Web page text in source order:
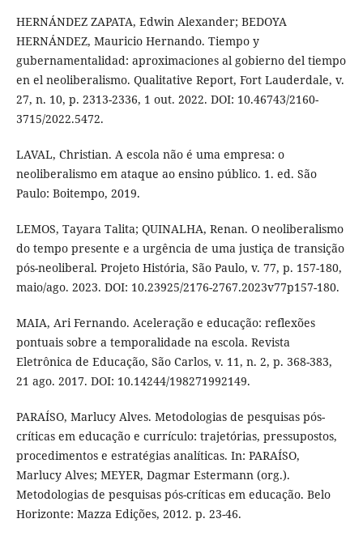
HERNÁNDEZ ZAPATA, Edwin Alexander; BEDOYA
HERNÁNDEZ, Mauricio Hernando. Tiempo y
gubernamentalidad: aproximaciones al gobierno del tiempo
en el neoliberalismo. Qualitative Report, Fort Lauderdale, v.
27, n. 10, p. 2313-2336, 1 out. 2022. DOI: 10.46743/2160-
3715/2022.5472.
LAVAL, Christian. A escola não é uma empresa: o
neoliberalismo em ataque ao ensino público. 1. ed. São
Paulo: Boitempo, 2019.
LEMOS, Tayara Talita; QUINALHA, Renan. O neoliberalismo
do tempo presente e a urgência de uma justiça de transição
pós-neoliberal. Projeto História, São Paulo, v. 77, p. 157-180,
maio/ago. 2023. DOI: 10.23925/2176-2767.2023v77p157-180.
MAIA, Ari Fernando. Aceleração e educação: reflexões
pontuais sobre a temporalidade na escola. Revista
Eletrônica de Educação, São Carlos, v. 11, n. 2, p. 368-383,
21 ago. 2017. DOI: 10.14244/198271992149.
PARAÍSO, Marlucy Alves. Metodologias de pesquisas pós-
críticas em educação e currículo: trajetórias, pressupostos,
procedimentos e estratégias analíticas. In: PARAÍSO,
Marlucy Alves; MEYER, Dagmar Estermann (org.).
Metodologias de pesquisas pós-críticas em educação. Belo
Horizonte: Mazza Edições, 2012. p. 23-46.